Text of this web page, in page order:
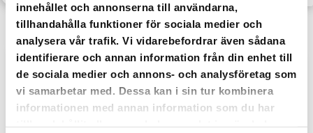
innehållet och annonserna till användarna,
tillhandahålla funktioner för sociala medier och
analysera vår trafik. Vi vidarebefordrar även sådana
identifierare och annan information från din enhet till
de sociala medier och annons- och analysföretag som
vi samarbetar med. Dessa kan i sin tur kombinera
informationen med annan information som du har
Anmäl dig till vår sms-tjänst.
Vår sms-tjänst använder vi enbart för att kunna informera dig
om driftstörningar och andra händelser som kan påverka dig